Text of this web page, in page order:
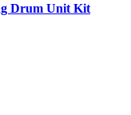
Drum Unit Kit